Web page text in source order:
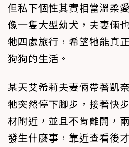
但私下個性其實相當溫柔
像一隻大型幼犬，夫妻倆
牠四處旅行，希望牠能真
狗狗的生活。
某天艾希莉夫妻倆帶著凱
牠突然停下腳步，接著快
材附近，並且不肯離開，
發生什麼事，靠近查看後